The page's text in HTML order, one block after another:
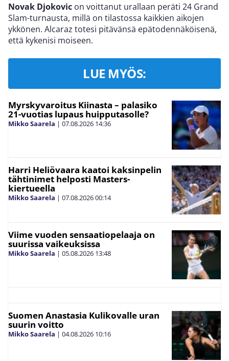
Novak Djokovic on voittanut urallaan peräti 24 Grand
Slam-turnausta, millä on tilastossa kaikkien aikojen
ykkönen. Alcaraz totesi pitävänsä epätodennäköisenä,
että kykenisi moiseen.
LUE MYÖS:
Myrskyvaroitus Kiinasta – palasiko
21-vuotias lupaus huipputasolle?
Mikko Saarela | 07.08.2026 14:36
Harri Heliövaara kaatoi kaksinpelin
tähtinimet helposti Masters-
kiertueella
Mikko Saarela | 07.08.202600:14
Viime vuoden sensaatiopelaaja on
suurissa vaikeuksissa
Mikko Saarela | 05.08.2026 13:48
Suomen Anastasia Kulikovalle uran
suurin voitto
Mikko Saarela | 04.08.2026 10:16